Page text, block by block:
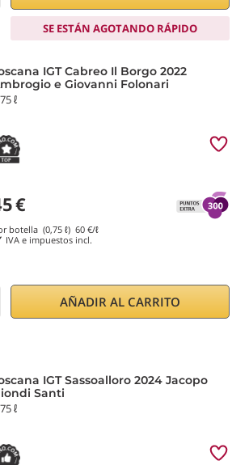
SE ESTÁN AGOTANDO RÁPIDO
IGT Cabreo Il Borgo 2022
e Giovanni Folonari
ℓ
€
botella (0,75 ℓ) 60 €/ℓ
IVA e impuestos incl.
AÑADIR AL CARRITO
IGT Sassoalloro 2024 Jacopo
Santi
ℓ